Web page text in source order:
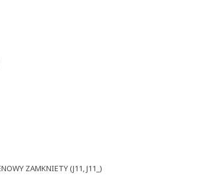
ZAMKNIETY (J11, J11_)